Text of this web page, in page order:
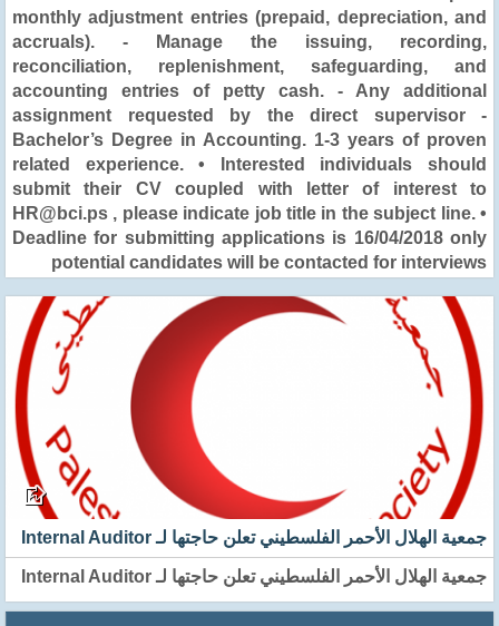
monthly adjustment entries (prepaid, depreciation, and
accruals). - Manage the issuing, recording,
reconciliation, replenishment, safeguarding, and
accounting entries of petty cash. - Any additional
assignment requested by the direct supervisor -
Bachelor’s Degree in Accounting. 1-3 years of proven
related experience. • Interested individuals should
submit their CV coupled with letter of interest to
HR@bci.ps , please indicate job title in the subject line. •
Deadline for submitting applications is 16/04/2018 only
potential candidates will be contacted for interviews
جمعية الهلال الأحمر الفلسطيني تعلن حاجتها لـ Internal Auditor
جمعية الهلال الأحمر الفلسطيني تعلن حاجتها لـ Internal Auditor